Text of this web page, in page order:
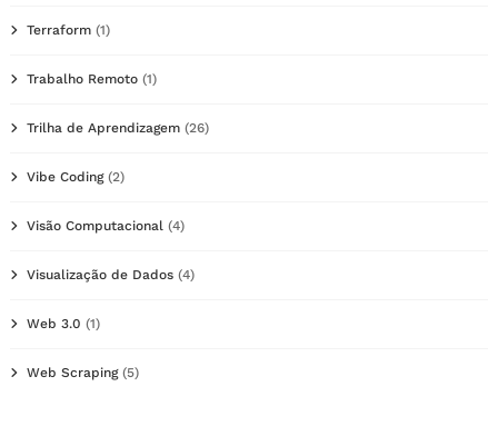
Terraform (1)
Trabalho Remoto (1)
Trilha de Aprendizagem (26)
Vibe Coding(2)
Visão Computacional (4)
Visualização de Dados (4)
Web 3.0 (1)
Web Scraping(5)